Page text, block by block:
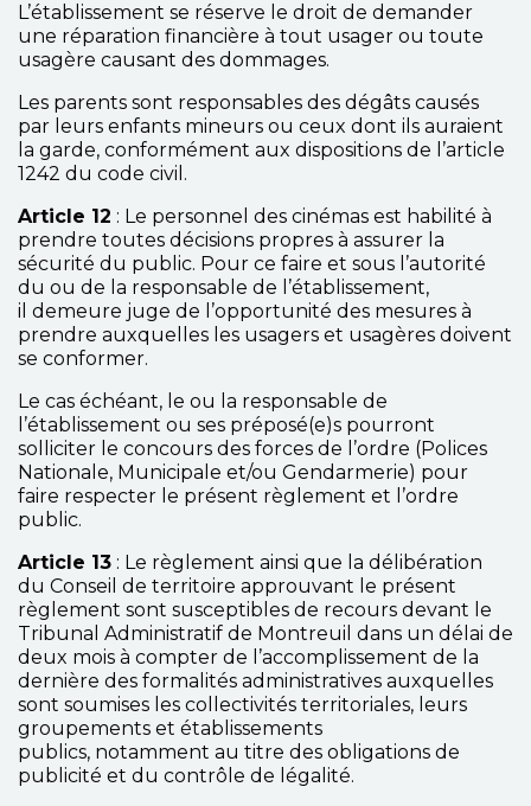
L’établissement se réserve le droit de demander
une réparation financière à tout usager ou toute
usagère causant des dommages.
Les parents sont responsables des dégâts causés
par leurs enfants mineurs ou ceux dont ils auraient
la garde, conformément aux dispositions de l’article
1242 du code civil.
Article 12 : Le personnel des cinémas est habilité à
prendre toutes décisions propres à assurer la
sécurité du public. Pour ce faire et sous l’autorité
du ou de la responsable de l’établissement,
il demeure juge de l’opportunité des mesures à
prendre auxquelles les usagers et usagères doivent
se conformer.
Le cas échéant, le ou la responsable de
l’établissement ou ses préposé(e)s pourront
solliciter le concours des forces de l’ordre (Polices
Nationale, Municipale et/ou Gendarmerie) pour
faire respecter le présent règlement et l’ordre
public.
Article 13 : Le règlement ainsi que la délibération
du Conseil de territoire approuvant le présent
règlement sont susceptibles de recours devant le
Tribunal Administratif de Montreuil dans un délai de
deux mois à compter de l’accomplissement de la
dernière des formalités administratives auxquelles
sont soumises les collectivités territoriales, leurs
groupements et établissements
publics, notamment au titre des obligations de
publicité et du contrôle de légalité.